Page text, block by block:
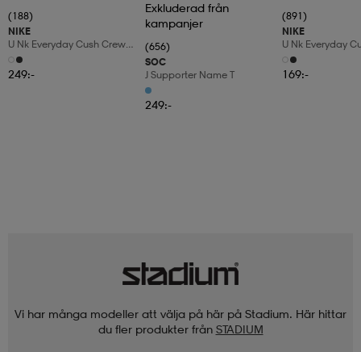
(188)
NIKE
U Nk Everyday Cush Crew
6pr-Bd
249:-
Exkluderad från
kampanjer
(656)
SOC
J Supporter Name T
249:-
(891)
NIKE
U Nk Everyday
3pr
169:-
Vi har många modeller att välja på här på Stadium. Här hittar
du fler produkter från STADIUM